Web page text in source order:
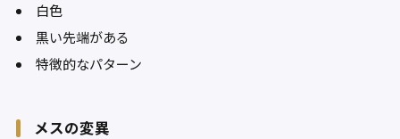
白色
黒い先端がある
特徴的なパターン
メスの変異